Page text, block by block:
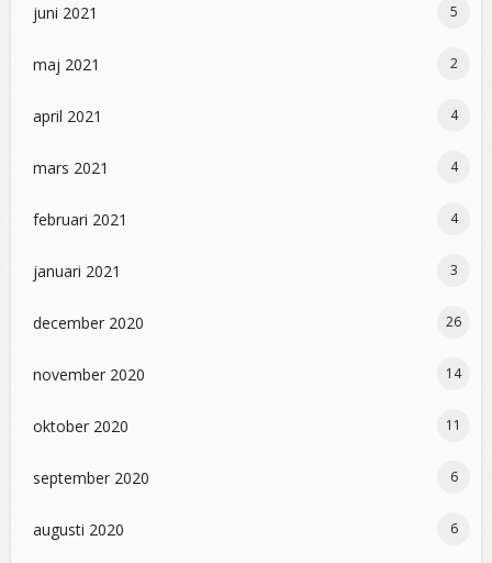
juni 2021 5
maj 2021 2
april 2021 4
mars 2021 4
februari 2021 4
januari 2021 3
december 2020 26
november 2020 14
oktober 2020 11
september 2020 6
augusti 2020 6